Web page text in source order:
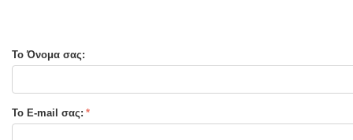
Το Όνομα σας:
Το E-mail σας: